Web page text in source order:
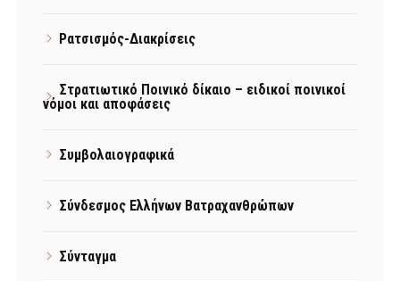
Ρατσισμός-Διακρίσεις
Στρατιωτικό Ποινικό δίκαιο – ειδικοί ποινικοί
νόμοι και αποφάσεις
Συμβολαιογραφικά
Σύνδεσμος Ελλήνων Βατραχανθρώπων
Σύνταγμα